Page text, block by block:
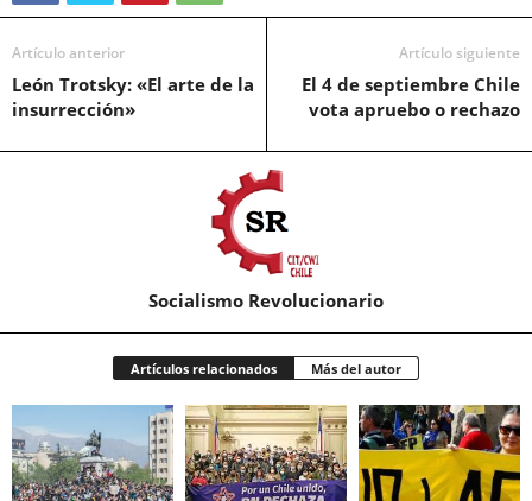
Artículo anterior
León Trotsky: «El arte de la
insurrección»
Artículo siguiente
El 4 de septiembre Chile
vota apruebo o rechazo
Socialismo Revolucionario
Artículos relacionados Más del autor